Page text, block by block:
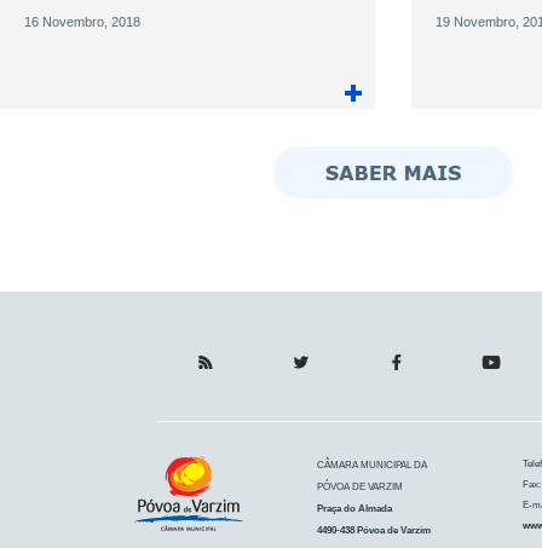
16 Novembro, 2018 19 Novembro,
CÂMARA MUNICIPAL DA
PÓVOA DE VARZIM
Praça do Almada
4490-438 Póvoa de Varzim
Fax:
E-